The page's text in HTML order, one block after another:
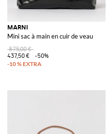
MARNI
Mini sac à main en cuir de veau
875,00 €
437,50 €
-50%